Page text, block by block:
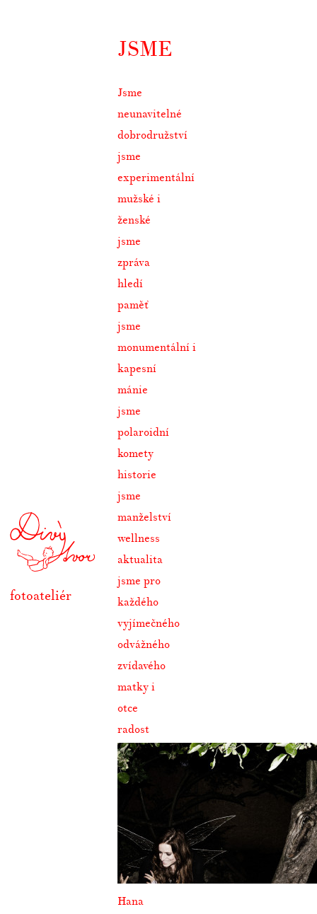
fotoateliér
JSME
Jsme
neunavitelné
dobrodružství
jsme
experimentální
mužské i
ženské
jsme
zpráva
hledí
paměť
jsme
monumentální i
kapesní
mánie
jsme
polaroidní
komety
historie
jsme
manželství
wellness
aktualita
jsme pro
každého
vyjímečného
odvážného
zvídavého
matky i
otce
radost
Hana